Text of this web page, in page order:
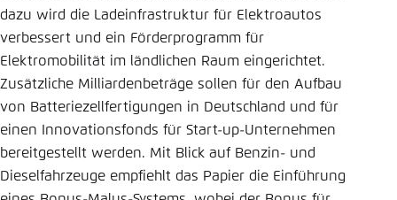
dazu wird die Ladeinfrastruktur für Elektroautos
verbessert und ein Förderprogramm für
Elektromobilität im ländlichen Raum eingerichtet.
Zusätzliche Milliardenbeträge sollen für den Aufbau
von Batteriezellfertigungen in Deutschland und für
einen Innovationsfonds für Start-up-Unternehmen
bereitgestellt werden. Mit Blick auf Benzin- und
Dieselfahrzeuge empfiehlt das Papier die Einführung